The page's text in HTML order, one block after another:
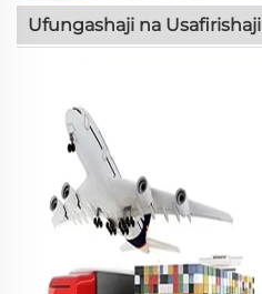
Ufungashaji na Usafirishaji